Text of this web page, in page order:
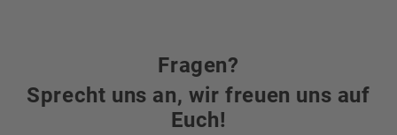
Fragen?
Sprecht uns an, wir freuen uns auf
Euch!